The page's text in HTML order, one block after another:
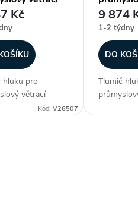
Alteko
S
Kč
hluku pro
větrací
Alteko TERNO-
Kód: V26507
systém
TERNO-
9 874
1-2 týdny
DO
Tlumič
systém